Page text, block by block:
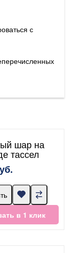
с
шар на
тассел
в 1 клик